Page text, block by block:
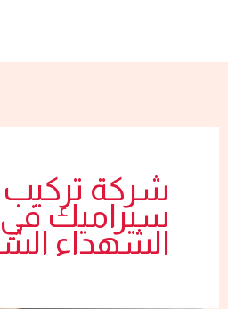
المحتوى
شركة تركيب
سيراميك في
الشهداء